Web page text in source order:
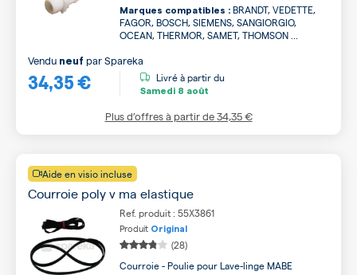
Marques compatibles : BRANDT, VEDETTE,
FAGOR, BOSCH, SIEMENS, SANGIORGIO,
OCEAN, THERMOR, SAMET, THOMSON ...
34,35 €
Vendu neuf parSpareka
Livré à partir du
Samedi 8 août
Plus d’offres à partir de34,35 €
Aide en visio incluse
Courroie poly v ma elastique
Ref. produit : 55X3861
Produit Original
(28)
Courroie - Poulie pour Lave-linge MABE